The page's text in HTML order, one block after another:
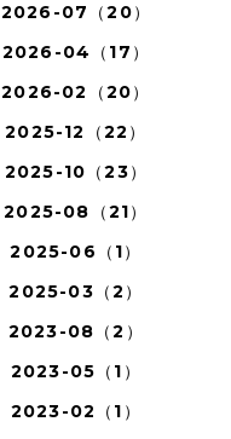
2026-07（20）
2026-04（17）
2026-02（20）
2025-12（22）
2025-10（23）
2025-08（21）
2025-06（1）
2025-03（2）
2023-08（2）
2023-05（1）
2023-02（1）